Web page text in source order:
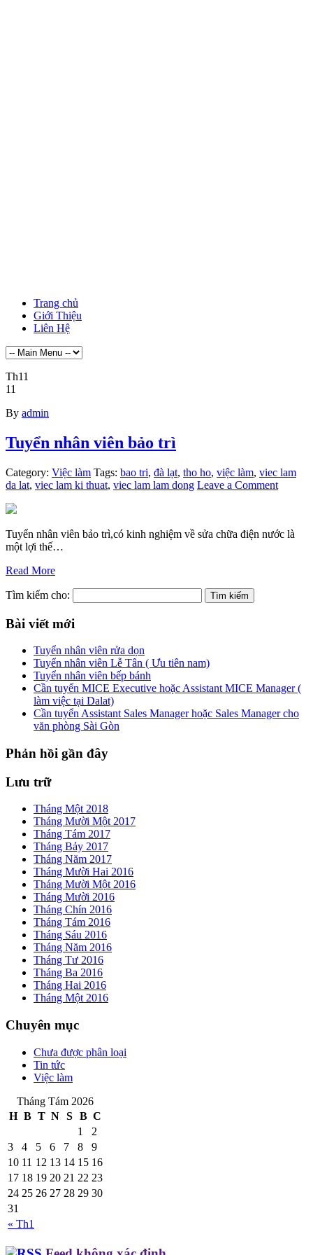
Trang chủ
Giới Thiệu
Liên Hệ
Th11
11
By admin
Tuyển nhân viên bảo trì
Category: Việc làm Tags: bao tri, đà lạt, tho ho, việc làm, viec lam
da lat, viec lam ki thuat, viec lam lam dong Leave a Comment
Tuyển nhân viên bảo trì,có kinh nghiệm về sửa chữa điện nước là
một lợi thế…
Read More
Tìm kiếm cho:
Bài viết mới
Tuyển nhân viên rửa dọn
Tuyển nhân viên Lễ Tân ( Ưu tiên nam)
Tuyển nhân viên bếp bánh
Cần tuyển MICE Executive hoặc Assistant MICE Manager (
làm việc tại Dalat)
Cần tuyển Assistant Sales Manager hoặc Sales Manager cho
văn phòng Sài Gòn
Phản hồi gần đây
Lưu trữ
Tháng Một 2018
Tháng Mười Một 2017
Tháng Tám 2017
Tháng Bảy 2017
Tháng Năm 2017
Tháng Mười Hai 2016
Tháng Mười Một 2016
Tháng Mười 2016
Tháng Chín 2016
Tháng Tám 2016
Tháng Sáu 2016
Tháng Năm 2016
Tháng Tư 2016
Tháng Ba 2016
Tháng Hai 2016
Tháng Một 2016
Chuyên mục
Chưa được phân loại
Tin tức
Việc làm
Tháng Tám 2026
H B T N S B C
« Th1
1
2
3
4 5 6 7 8
9
10 11 12 13 14 15 16
17 18 19 20 21 22 23
24 25 26 27 28 29 30
31